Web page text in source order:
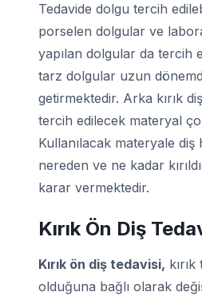
Tedavide dolgu tercih
porselen dolgular ve
yapılan dolgular da tercih
tarz dolgular uzun
getirmektedir. Arka kırık
tercih edilecek materyal
Kullanılacak materyale diş
nereden ve ne kadar
karar vermektedir.
Kırık Ön Diş
Kırık ön diş tedavisi,
olduğuna bağlı olarak